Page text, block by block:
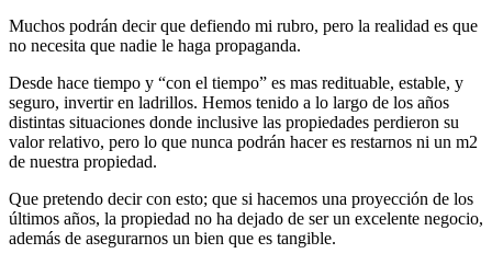
Muchos podrán decir que defiendo mi rubro, pero la realidad es que
no necesita que nadie le haga propaganda.
Desde hace tiempo y “con el tiempo” es mas redituable, estable, y
seguro, invertir en ladrillos. Hemos tenido a lo largo de los años
distintas situaciones donde inclusive las propiedades perdieron su
valor relativo, pero lo que nunca podrán hacer es restarnos ni un m2
de nuestra propiedad.
Que pretendo decir con esto; que si hacemos una proyección de los
últimos años, la propiedad no ha dejado de ser un excelente negocio,
además de asegurarnos un bien que es tangible.